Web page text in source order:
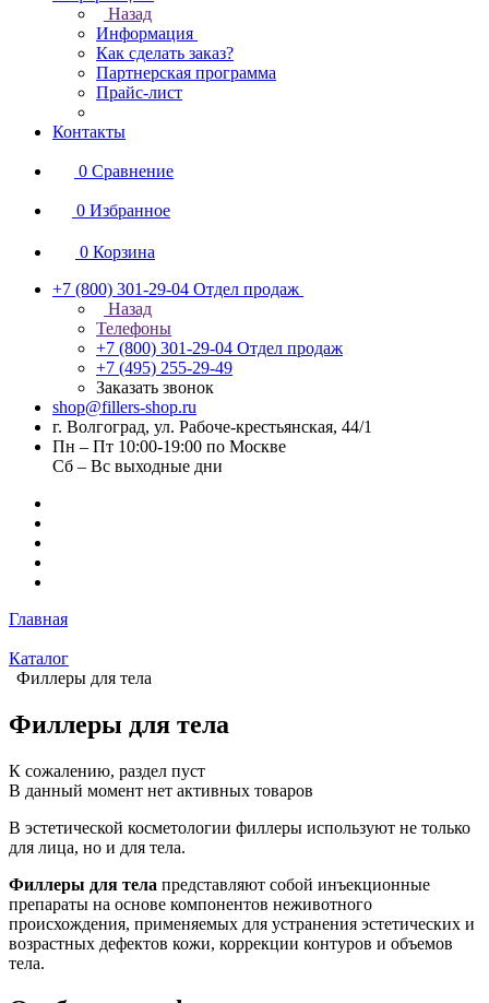
Назад
Информация
Как сделать заказ?
Партнерская программа
Прайс-лист
Контакты
0 Сравнение
0 Избранное
0 Корзина
+7 (800) 301-29-04 Отдел продаж
Назад
Телефоны
+7 (800) 301-29-04 Отдел продаж
+7 (495) 255-29-49
Заказать звонок
shop@fillers-shop.ru
г. Волгоград, ул. Рабоче-крестьянская, 44/1
Пн – Пт 10:00-19:00 по Москве
Сб – Вс выходные дни
Главная
Каталог
Филлеры для тела
Филлеры для тела
К сожалению, раздел пуст
В данный момент нет активных товаров
В эстетической косметологии филлеры используют не только
для лица, но и для тела.
Филлеры для тела представляют собой инъекционные
препараты на основе компонентов неживотного
происхождения, применяемых для устранения эстетических и
возрастных дефектов кожи, коррекции контуров и объемов
тела.